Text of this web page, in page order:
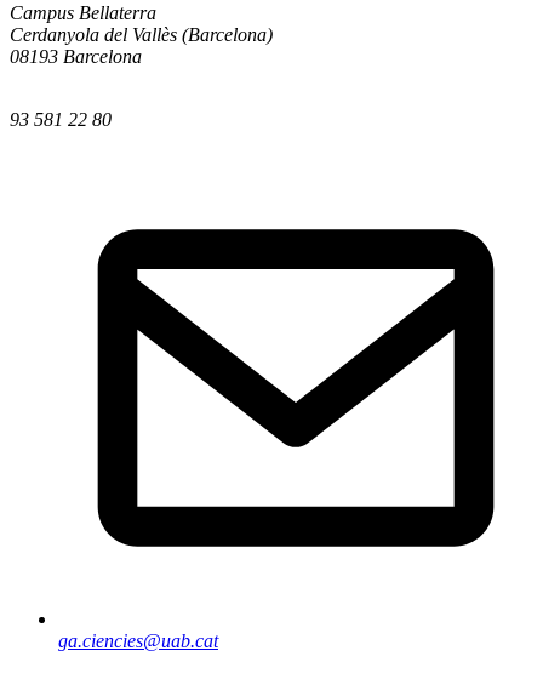
Campus Bellaterra
Cerdanyola del Vallès (Barcelona)
08193 Barcelona
93 581 22 80
ga.ciencies@uab.cat